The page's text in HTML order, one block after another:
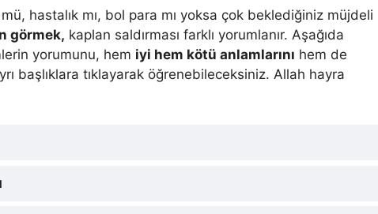
hastalık mı, bol para mı yoksa çok beklediğiniz müjdeli
görmek, kaplan saldırması farklı yorumlanır. Aşağıda
yorumunu, hem iyi hem kötü anlamlarını hem de
başlıklara tıklayarak öğrenebileceksiniz. Allah hayra